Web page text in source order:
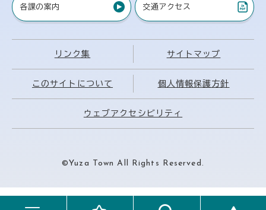
各課の案内 交通アクセス
（PDF）
リンク集 サイトマップ
このサイトについて 個人情報保護方針
ウェブアクセシビリティ
©Yuza Town All Rights Reserved.